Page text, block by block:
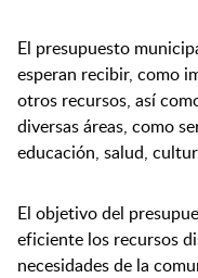
El presupuesto
esperan recibir, como
otros recursos, así
diversas áreas, como
educación, salud,
El objetivo del
eficiente los recursos
necesidades de la